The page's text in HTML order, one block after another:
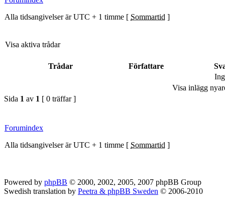
Alla tidsangivelser är UTC + 1 timme [ Sommartid ]
Visa aktiva trådar
Trådar Författare
Visa inlägg
Sida 1 av 1 [ 0 träffar ]
Forumindex
Alla tidsangivelser är UTC + 1 timme [ Sommartid ]
Powered by phpBB © 2000, 2002, 2005, 2007 phpBB Group
Swedish translation by Peetra & phpBB Sweden © 2006-2010